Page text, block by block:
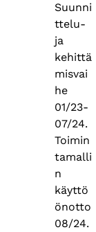
Suunni
ttelu-
ja
kehittä
misvai
he
01/23-
07/24.
Toimin
tamalli
n
käyttö
önotto
08/24.